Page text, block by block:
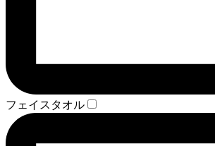
フェイスタオル